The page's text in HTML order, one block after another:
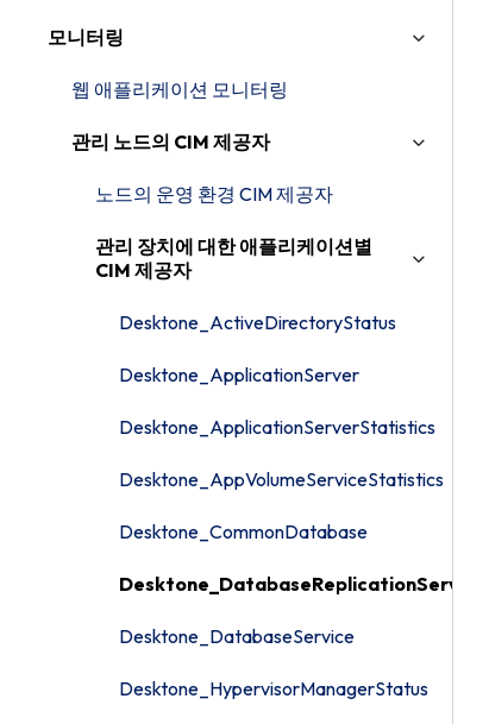
모니터링
웹 애플리케이션 모니터링
관리 노드의 CIM 제공자
노드의 운영 환경 CIM 제공자
관리 장치에 대한 애플리케이션별
CIM 제공자
Desktone_ActiveDirectoryStatus
Desktone_ApplicationServer
Desktone_ApplicationServerStatistics
Desktone_AppVolumeServiceStatistics
Desktone_CommonDatabase
Desktone_DatabaseReplicationService
Desktone_DatabaseService
Desktone_HypervisorManagerStatus